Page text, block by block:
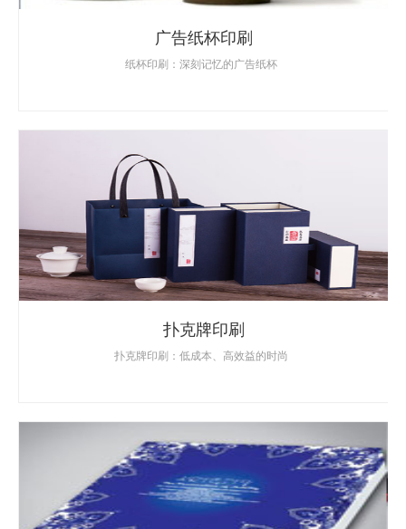
广告纸杯印刷
纸杯印刷：深刻记忆的广告纸杯
扑克牌印刷
扑克牌印刷：低成本、高效益的时尚